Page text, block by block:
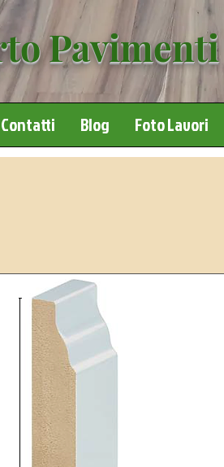
Pavimenti
Contatti Blog Foto Lavori